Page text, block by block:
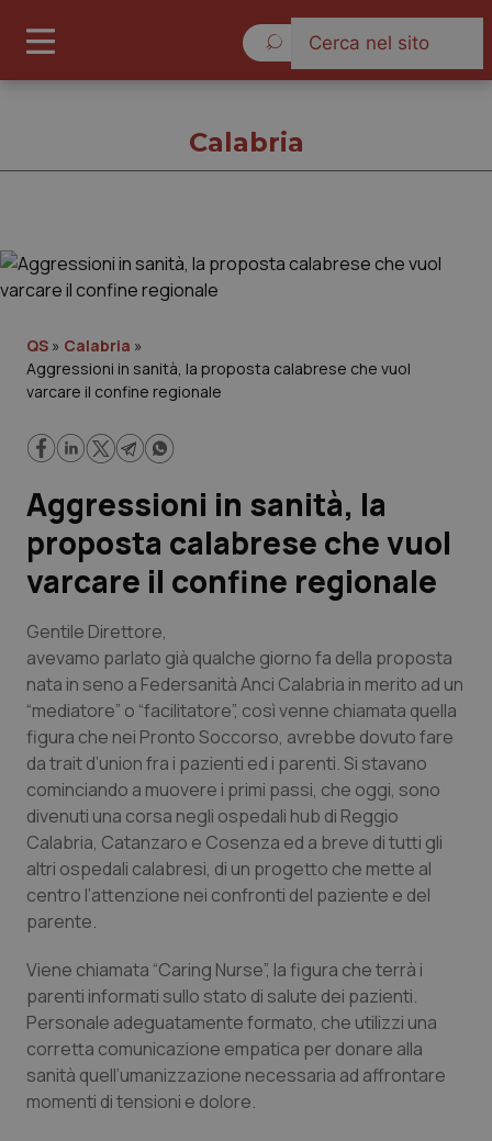
Governo e Parlamento
Regioni e Asl
Lavoro e Professioni
Scienza e Farmaci
Studi e Analisi
Lettere al direttore
Edizioni Regionali
QS Pro
Professionisti Sanitari.AI
Abruzzo
Calabria
Campania
Emilia-Romagna
QS Pro Gold
Asma & BPCO
Car-T
Colesterolo & coronaropatie
QS Club
Calabria
QS » Calabria »
Aggressioni in sanità, la proposta calabrese che vuol
varcare il confine regionale
Aggressioni in sanità, la
proposta calabrese che vuol
varcare il confine regionale
Gentile Direttore,
avevamo parlato già qualche giorno fa della proposta
nata in seno a Federsanità Anci Calabria in merito ad un
“mediatore” o “facilitatore”, così venne chiamata quella
figura che nei Pronto Soccorso, avrebbe dovuto fare
da trait d’union fra i pazienti ed i parenti. Si stavano
cominciando a muovere i primi passi, che oggi, sono
divenuti una corsa negli ospedali hub di Reggio
Calabria, Catanzaro e Cosenza ed a breve di tutti gli
altri ospedali calabresi, di un progetto che mette al
centro l’attenzione nei confronti del paziente e del
parente.
Viene chiamata “Caring Nurse”, la figura che terrà i
parenti informati sullo stato di salute dei pazienti.
Personale adeguatamente formato, che utilizzi una
corretta comunicazione empatica per donare alla
sanità quell’umanizzazione necessaria ad affrontare
momenti di tensioni e dolore.